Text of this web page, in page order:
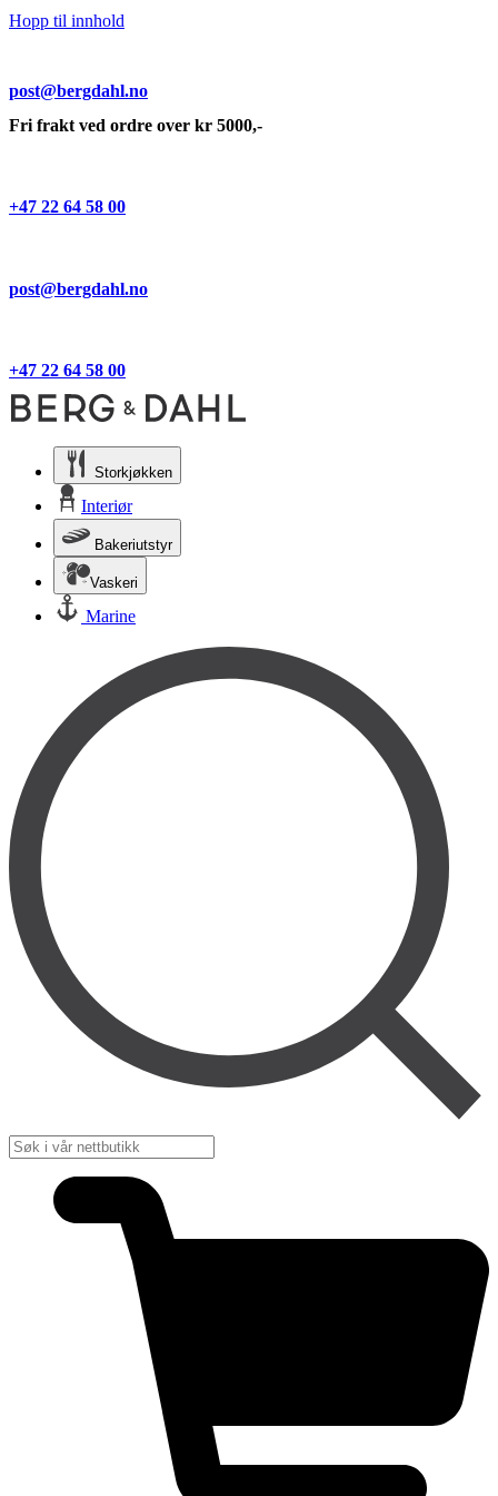
Hopp til innhold
post@bergdahl.no
Fri frakt ved ordre over kr 5000,-
+47 22 64 58 00
post@bergdahl.no
+47 22 64 58 00
Storkjøkken
Interiør
Bakeriutstyr
Vaskeri
Marine